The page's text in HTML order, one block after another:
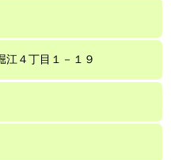
江４丁目１－１９